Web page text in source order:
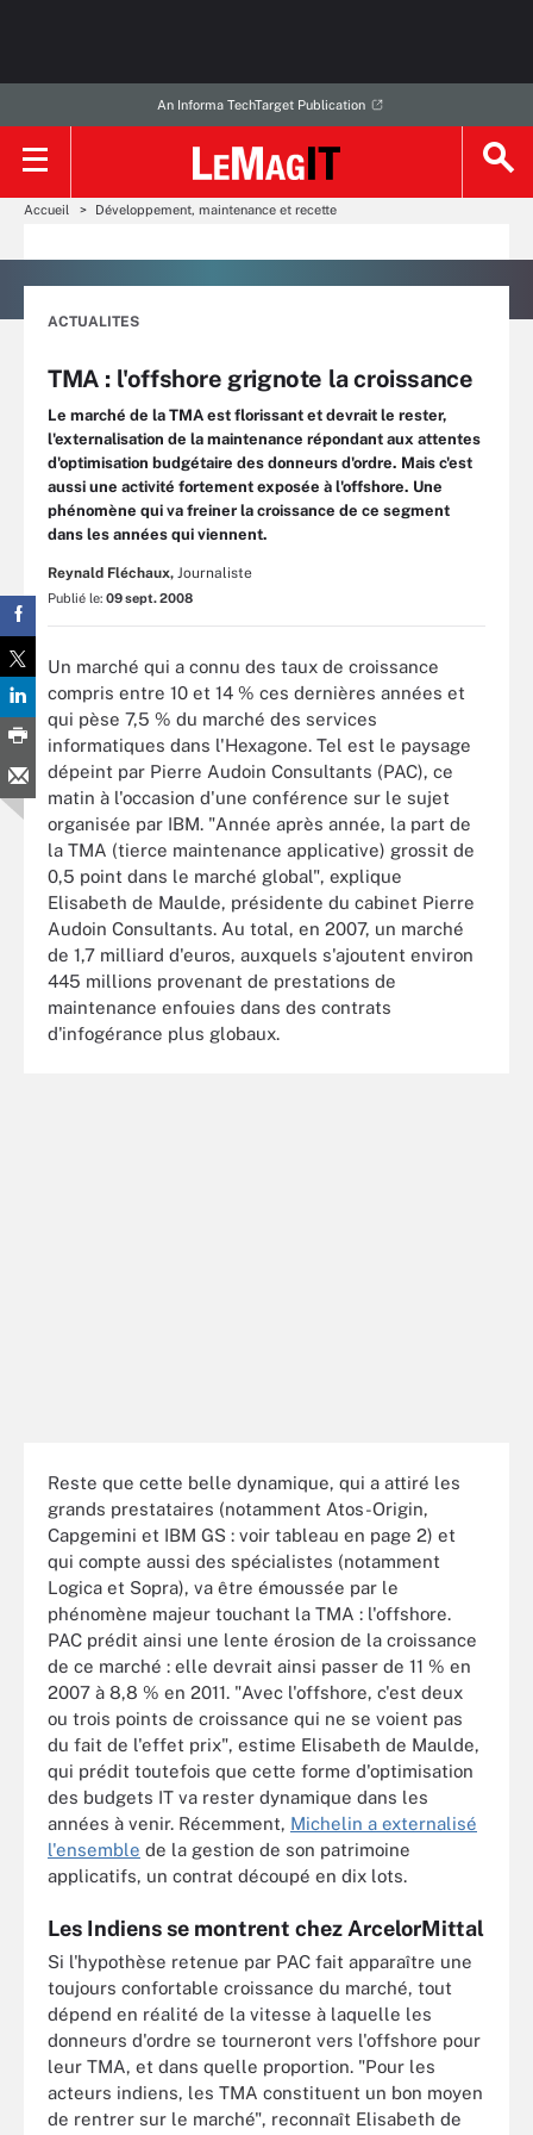
An Informa TechTarget Publication
Accueil Développement, maintenance et recette
ACTUALITES
TMA : l'offshore grignote la croissance
Le marché de la TMA est florissant et devrait le rester,
l'externalisation de la maintenance répondant aux attentes
d'optimisation budgétaire des donneurs d'ordre. Mais c'est
aussi une activité fortement exposée à l'offshore. Une
phénomène qui va freiner la croissance de ce segment
dans les années qui viennent.
Reynald Fléchaux, Journaliste
Publié le: 09 sept. 2008
Un marché qui a connu des taux de croissance
compris entre 10 et 14 % ces dernières années et
qui pèse 7,5 % du marché des services
informatiques dans l'Hexagone. Tel est le paysage
dépeint par Pierre Audoin Consultants (PAC), ce
matin à l'occasion d'une conférence sur le sujet
organisée par IBM. "Année après année, la part de
la TMA (tierce maintenance applicative) grossit de
0,5 point dans le marché global", explique
Elisabeth de Maulde, présidente du cabinet Pierre
Audoin Consultants. Au total, en 2007, un marché
de 1,7 milliard d'euros, auxquels s'ajoutent environ
445 millions provenant de prestations de
maintenance enfouies dans des contrats
d'infogérance plus globaux.
Reste que cette belle dynamique, qui a attiré les
grands prestataires (notamment Atos-Origin,
Capgemini et IBM GS : voir tableau en page 2) et
qui compte aussi des spécialistes (notamment
Logica et Sopra), va être émoussée par le
phénomène majeur touchant la TMA : l'offshore.
PAC prédit ainsi une lente érosion de la croissance
de ce marché : elle devrait ainsi passer de 11 % en
2007 à 8,8 % en 2011. "Avec l'offshore, c'est deux
ou trois points de croissance qui ne se voient pas
du fait de l'effet prix", estime Elisabeth de Maulde,
qui prédit toutefois que cette forme d'optimisation
des budgets IT va rester dynamique dans les
années à venir. Récemment, Michelin a externalisé
l'ensemble de la gestion de son patrimoine
applicatifs, un contrat découpé en dix lots.
Les Indiens se montrent chez ArcelorMittal
Si l'hypothèse retenue par PAC fait apparaître une
toujours confortable croissance du marché, tout
dépend en réalité de la vitesse à laquelle les
donneurs d'ordre se tourneront vers l'offshore pour
leur TMA, et dans quelle proportion. "Pour les
acteurs indiens, les TMA constituent un bon moyen
de rentrer sur le marché", reconnaît Elisabeth de